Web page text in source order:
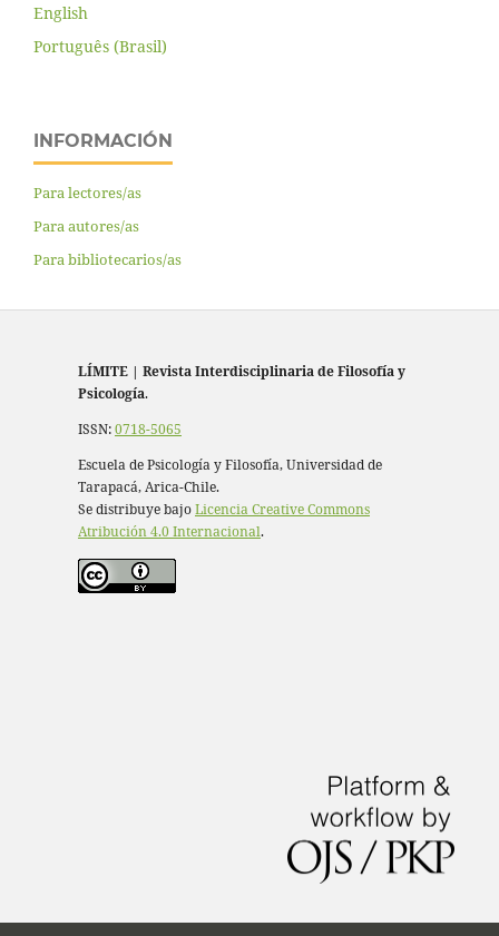
English
Português (Brasil)
INFORMACIÓN
Para lectores/as
Para autores/as
Para bibliotecarios/as
LÍMITE | Revista Interdisciplinaria de Filosofía y
Psicología.
ISSN:0718-5065
Escuela de Psicología y Filosofía, Universidad de
Tarapacá, Arica-Chile.
Se distribuye bajoLicencia Creative Commons
Atribución 4.0 Internacional.